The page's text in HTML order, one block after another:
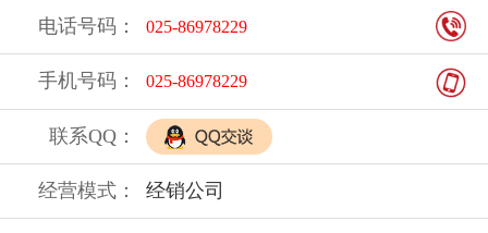
电话号码： 025-86978229
手机号码： 025-86978229
联系QQ：
经营模式： 经销公司